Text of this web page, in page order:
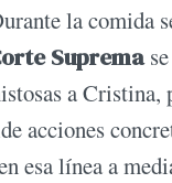
la comida
Supremase
a
acciones
esa línea a